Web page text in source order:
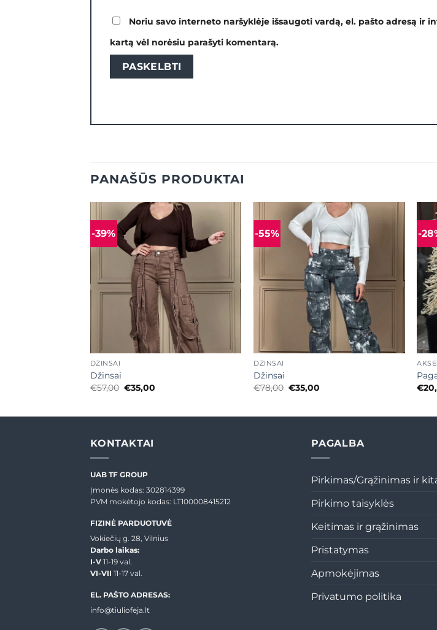
Noriu savo interneto naršyklėje išsaugoti vardą, el. pašto adresą
kartą vėl norėsiu parašyti komentarą.
PANAŠŪS PRODUKTAI
-39% Mėgstamiausias
DŽINSAI
Džinsai
€57,00 Original
price
€35,00
-55% Mėgstamiausias
DŽINSAI
Džinsai
€78,00 Original
price
€35,00
-
€
KONTAKTAI
UAB TF GROUP
Įmonės kodas: 302814399
PVM mokėtojo kodas: LT100008415212
FIZINĖ PARDUOTUVĖ
Vokiečių g. 28, Vilnius
Darbo laikas:
I-V 11-19 val.
VI-VII 11-17 val.
EL. PAŠTO ADRESAS:
info@tiuliofeja.lt
PAGALBA
Pirkimas/Grąžinimas ir
Pirkimo taisyklės
Keitimas ir grąžinimas
Pristatymas
Apmokėjimas
Privatumo politika